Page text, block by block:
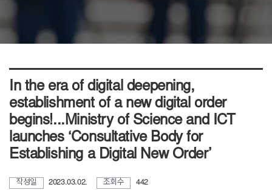
In the era of digital deepening,
establishment of a new digital order
begins!...Ministry of Science and ICT
launches ‘Consultative Body for
Establishing a Digital New Order’
작성일 2023.03.02. 조회수 442